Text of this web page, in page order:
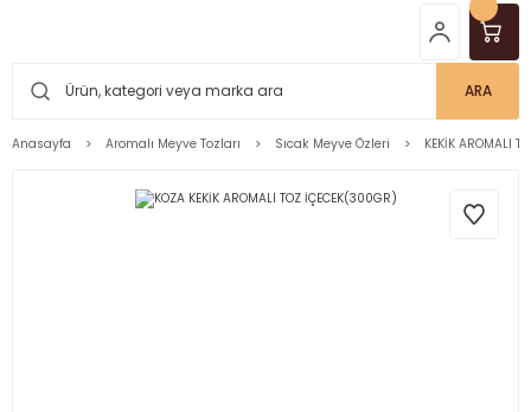
ARA
Anasayfa Aromalı Meyve Tozları Sıcak Meyve Özleri KEKİK AROMALI